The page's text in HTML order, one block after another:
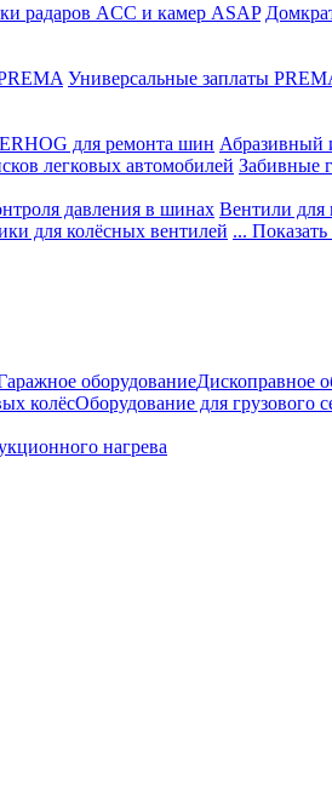
радаров ACC и камер ASAP
Универсальные заплаты
для ремонта шин Абразивный
легковых автомобилей Забивные
давления в шинах Вентили для
для колёсных вентилей ... Показать
оборудованиеДископравное
колёсОборудование для грузового
нагрева